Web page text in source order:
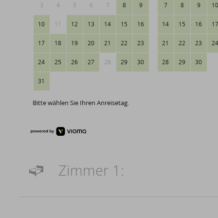
3 4 5 6 7 8 9
10 11 12 13 14 15 16
17 18 19 20 21 22 23
24 25 26 27 28 29 30
31
7 8 9 10
14 15 16 17
21 22 23 24
28 29 30
Bitte wählen Sie Ihren Anreisetag.
Zimmer 1: